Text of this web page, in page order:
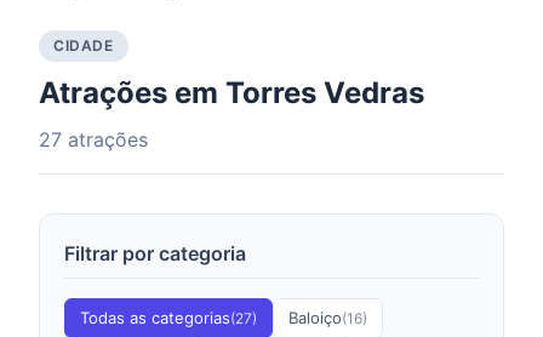
CIDADE
Atrações em Torres Vedras
27 atrações
Filtrar por categoria
Todas as categorias(27) Baloiço(16)